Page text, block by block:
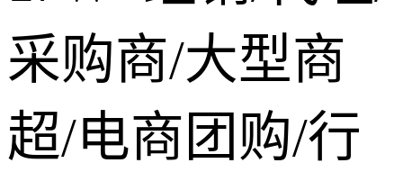
采购商/大型商
超/电商团购/行